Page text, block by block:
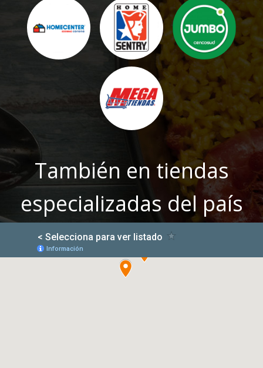
También en tiendas
especializadas del país